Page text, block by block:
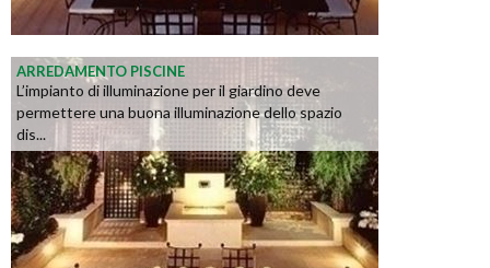
ARREDAMENTO PISCINE
L’impianto di illuminazione per il giardino deve
permettere una buona illuminazione dello spazio
dis...